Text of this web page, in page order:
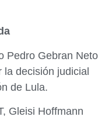
Pedro Gebran Neto
la decisión judicial
de Lula.
Gleisi Hoffmann